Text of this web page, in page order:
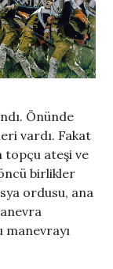
Önünde
vardı. Fakat
topçu ateşi ve
birlikler
ordusu, ana
manevrayı